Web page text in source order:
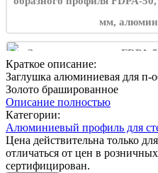
Краткое описание:
Заглушка алюминиевая для п-
Золото брашированное
Описание полностью
Категории:
Алюминиевый профиль для
Цена действительна только
отличаться от цен в
сертифицирован.